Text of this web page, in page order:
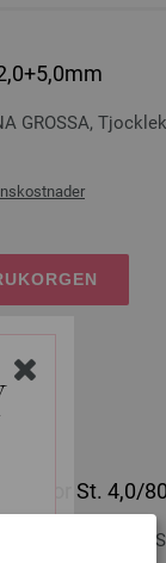
GROSSA,
St. 4,0/
trä: Multicolor